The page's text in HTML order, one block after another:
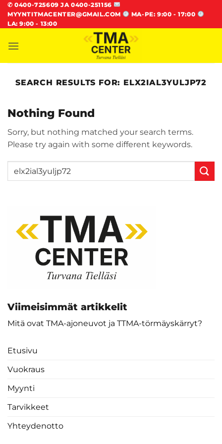
Skip
to
content
✆ 0400-725609 JA 0400-251156
MYYNTITMACENTER@GMAIL.COM
MA-PE: 9:00 - 17:00
LA: 9:00 - 13:00
SEARCH RESULTS FOR: ELX2IAL3YULJP72
Nothing Found
Sorry, but nothing matched your search terms.
Please try again with some different keywords.
Viimeisimmät artikkelit
Mitä ovat TMA-ajoneuvot ja TTMA-törmäyskärryt?
Etusivu
Vuokraus
Myynti
Tarvikkeet
Yhteydenotto